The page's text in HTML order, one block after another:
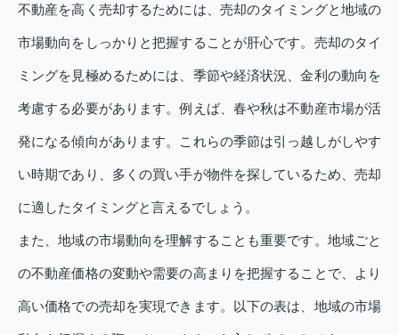
不動産を高く売却するためには、売却のタイミングと地域の
市場動向をしっかりと把握することが肝心です。売却のタイ
ミングを見極めるためには、季節や経済状況、金利の動向を
考慮する必要があります。例えば、春や秋は不動産市場が活
発になる傾向があります。これらの季節は引っ越しがしやす
い時期であり、多くの買い手が物件を探しているため、売却
に適したタイミングと言えるでしょう。
また、地域の市場動向を理解することも重要です。地域ごと
の不動産価格の変動や需要の高まりを把握することで、より
高い価格での売却を実現できます。以下の表は、地域の市場